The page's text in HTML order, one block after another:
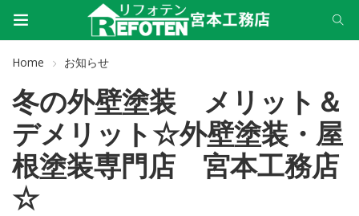
Home お知らせ
冬の外壁塗装 メリット＆
デメリット☆外壁塗装・屋
根塗装専門店 宮本工務店
☆